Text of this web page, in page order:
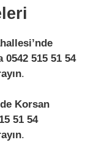
0542 515 51 54
.
Korsan
51 54
.